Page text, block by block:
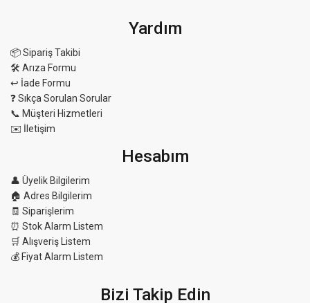
Yardım
📦 Sipariş Takibi
🛠 Arıza Formu
↩️ İade Formu
❓ Sıkça Sorulan Sorular
📞 Müşteri Hizmetleri
✉️ İletişim
Hesabım
👤 Üyelik Bilgilerim
🏠 Adres Bilgilerim
🧾 Siparişlerim
⏰ Stok Alarm Listem
🛒 Alışveriş Listem
💰 Fiyat Alarm Listem
Bizi Takip Edin